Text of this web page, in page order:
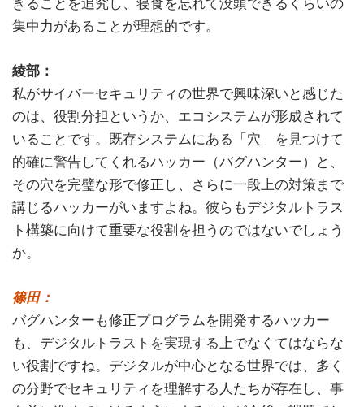
集中力があることが理想的です。
綾部：
私がサイバーセキュリティの世界で興味深いと感じた
のは、役割分担というか、エコシステムが形成されて
いることです。既存システムにある「穴」を見つけて
的確に警告してくれるハッカー（バグハンター）と、
その穴を完璧な形で修正し、さらに一段上の対策まで
講じるハッカーがいますよね。彼らもデジタルトラス
ト構築に向けて重要な役割を担うのではないでしょう
か。
篠田：
バグハンターも修正プログラムを開発するハッカー
も、デジタルトラストを実現する上でなくてはならな
い役割ですね。デジタルが中心となる世界では、多く
の分野でセキュリティを理解する人たちが存在し、事